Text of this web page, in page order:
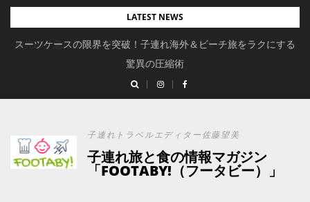
Skip
content
LATEST NEWS
スーツケースの限界を突破！子連れ海外＆ビーチ旅をラクにする
驚異の圧縮術
子連れトラベルエディター佐藤望美
子連れ旅と食の情報マガジン
「FOOTABY!（フータビー）」